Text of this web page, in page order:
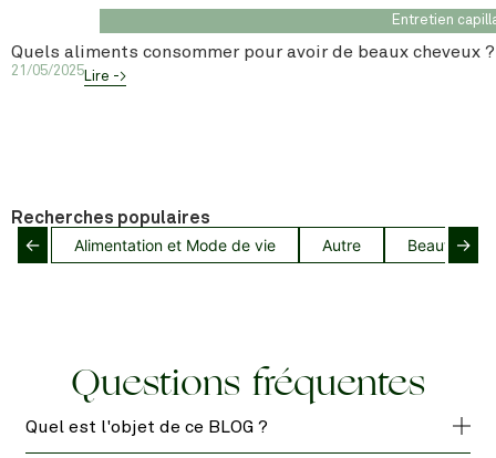
Entretien
Quels aliments consommer pour avoir de beaux cheveux ?
21/05/2025Lire ->
Recherches populaires
← Alimentation et Mode de vie Autre Beauté→
Questions fréquentes
Quel est l'objet de ce BLOG ?